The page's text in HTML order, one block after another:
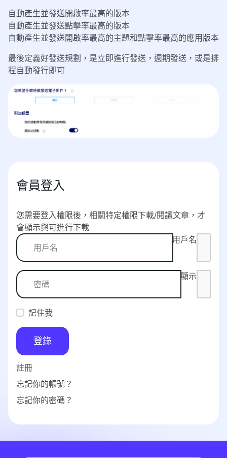
會員登入
您需要登入權限後，相關特定權限下載/閱讀文章，才
會顯示與可進行下載
用戶名
顯示
記住我
登錄
註冊
忘記你的帳號？
忘記你的密碼？
自動產生並發送開啟率最高的版本
自動產生並發送點擊率最高的版本
自動產生並發送開啟率最高的主題和點擊率最高的應用版本
最後定義好發送規劃，是立即進行發送，週期發送，或是排
程自動發行即可